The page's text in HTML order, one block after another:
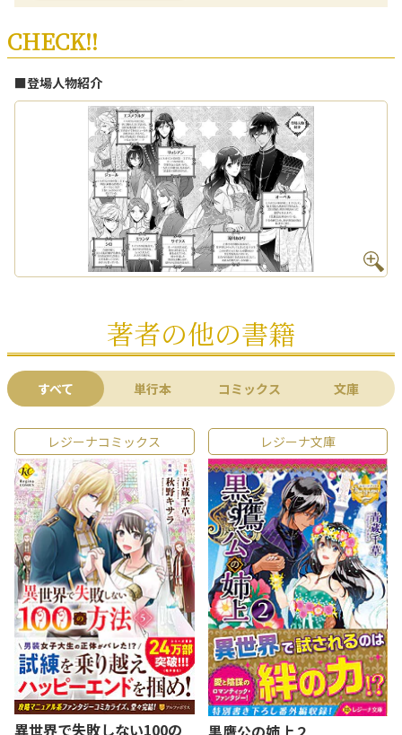
CHECK!!
■登場人物紹介
著者の他の書籍
すべて 単行本 コミックス 文庫
レジーナコミックス
異世界で失敗しない100の
レジーナ文庫